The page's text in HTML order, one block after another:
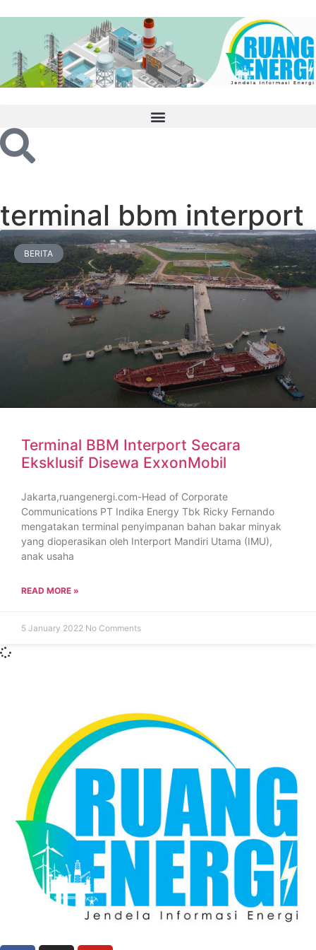
terminal bbm interport
BERITA
Terminal BBM Interport Secara
Eksklusif Disewa ExxonMobil
Jakarta,ruangenergi.com-Head of Corporate
Communications PT Indika Energy Tbk Ricky Fernando
mengatakan terminal penyimpanan bahan bakar minyak
yang dioperasikan oleh Interport Mandiri Utama (IMU),
anak usaha
READ MORE »
5 January 2022 No Comments